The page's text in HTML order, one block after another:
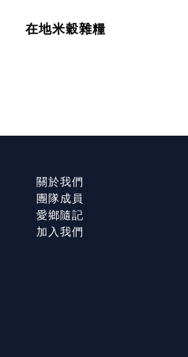
在地米穀雜糧
關於我們
團隊成員
愛鄉隨記
加入我們